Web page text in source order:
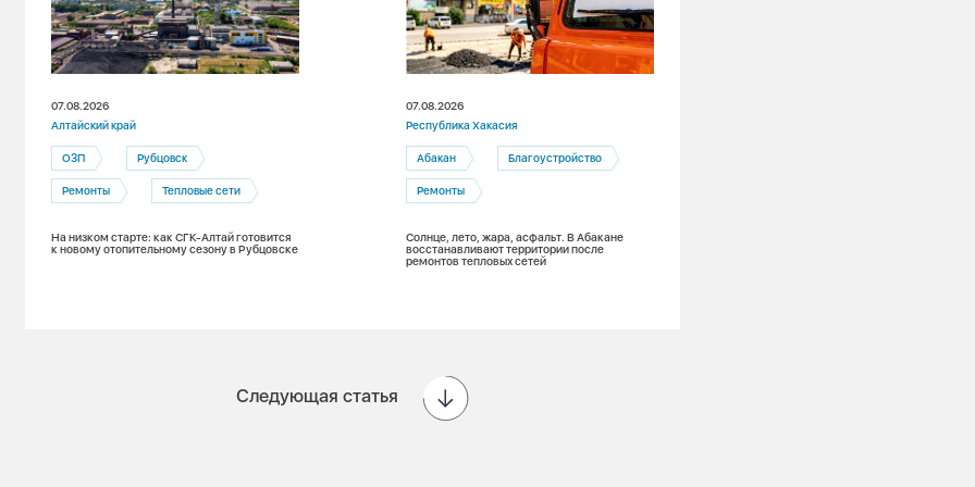
07.08.2026
Алтайский край
ОЗП Рубцовск
Ремонты Тепловые сети
На низком старте: как СГК-Алтай готовится
к новому отопительному сезону в Рубцовске
07.08.2026
Республика Хакасия
Абакан Благоустройство
Ремонты
Солнце, лето, жара, асфальт. В Абакане
восстанавливают территории после
ремонтов тепловых сетей
Следующая статья